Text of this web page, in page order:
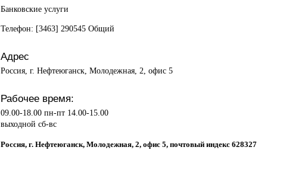
Банковские услуги
Телефон: [3463] 290545 Общий
Адрес
Россия, г. Нефтеюганск, Молодежная, 2, офис 5
Рабочее время:
09.00-18.00 пн-пт 14.00-15.00
выходной сб-вс
Россия, г. Нефтеюганск, Молодежная, 2, офис 5, почтовый индекс 628327